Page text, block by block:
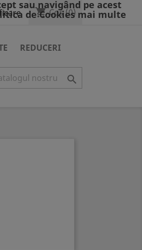
shopping_cartCos(0)
REDUCERI

sau navigând pe acest
de Cookies mai multe